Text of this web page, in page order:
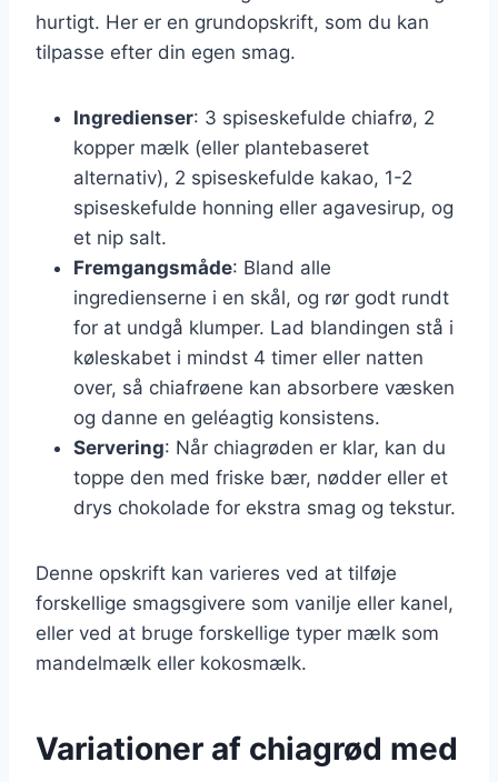
hurtigt. Her er en grundopskrift, som du kan
tilpasse efter din egen smag.
Ingredienser: 3 spiseskefulde chiafrø, 2
kopper mælk (eller plantebaseret
alternativ), 2 spiseskefulde kakao, 1-2
spiseskefulde honning eller agavesirup, og
et nip salt.
Fremgangsmåde: Bland alle
ingredienserne i en skål, og rør godt rundt
for at undgå klumper. Lad blandingen stå i
køleskabet i mindst 4 timer eller natten
over, så chiafrøene kan absorbere væsken
og danne en geléagtig konsistens.
Servering: Når chiagrøden er klar, kan du
toppe den med friske bær, nødder eller et
drys chokolade for ekstra smag og tekstur.
Denne opskrift kan varieres ved at tilføje
forskellige smagsgivere som vanilje eller kanel,
eller ved at bruge forskellige typer mælk som
mandelmælk eller kokosmælk.
Variationer af chiagrød med